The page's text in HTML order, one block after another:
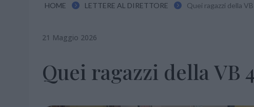
HOME  LETTERE AL DIRETTORE  Quei ragazzi della
21 Maggio 2026
Quei ragazzi della VB